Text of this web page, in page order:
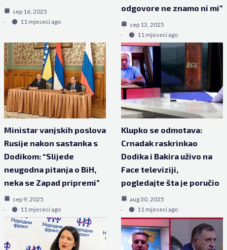
sep 16, 2025
11 mjeseci ago
odgovore ne znamo ni mi”
sep 13, 2025
11 mjeseci ago
Ministar vanjskih poslova
Rusije nakon sastanka s
Dodikom: “Slijede
neugodna pitanja o BiH,
neka se Zapad pripremi”
sep 9, 2025
11 mjeseci ago
Klupko se odmotava:
Crnadak raskrinkao
Dodika i Bakira uživo na
Face televiziji,
pogledajte šta je poručio
aug 30, 2025
11 mjeseci ago